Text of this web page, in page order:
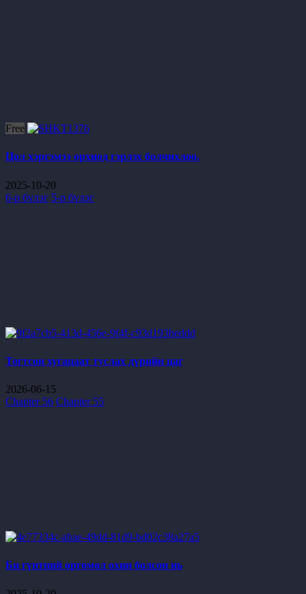
Free
Цол хэргэмээ орхиод гэрлэх болчихлоо.
2025-10-20
6-р бүлэг 5-р бүлэг
Тогтсон хугацаат туслах дүрийн цаг
2026-06-15
Chapter 56 Chapter 55
Би гүнтний өргөмөл охин болсон нь